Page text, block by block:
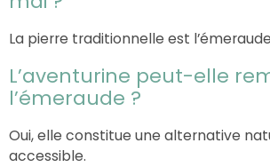
La pierre traditionnelle est
L’aventurine peut-elle
l’émeraude ?
Oui, elle constitue une alternative
accessible.